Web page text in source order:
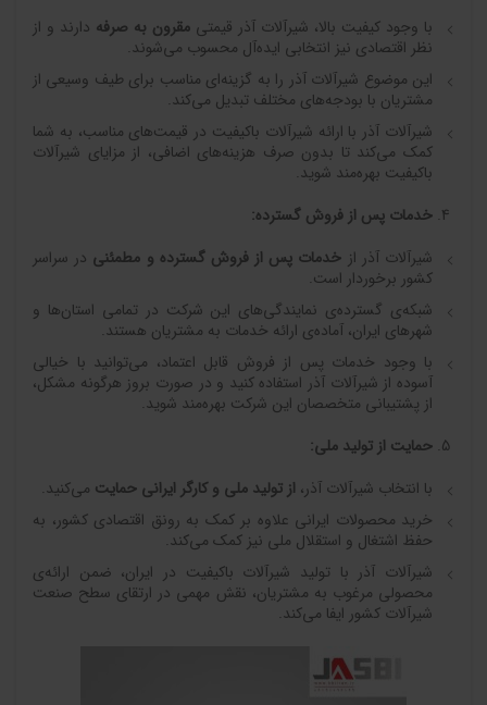
با وجود کیفیت بالا، شیرآلات آذر قیمتی مقرون به صرفه دارند و از
نظر اقتصادی نیز انتخابی ایده‌آل محسوب می‌شوند.
این موضوع شیرآلات آذر را به گزینه‌ای مناسب برای طیف وسیعی از
مشتریان با بودجه‌های مختلف تبدیل می‌کند.
شیرآلات آذر با ارائه شیرآلات باکیفیت در قیمت‌های مناسب، به شما
کمک می‌کند تا بدون صرف هزینه‌های اضافی، از مزایای شیرآلات
باکیفیت بهره‌مند شوید.
خدمات پس از فروش گسترده:
شیرآلات آذر از خدمات پس از فروش گسترده و مطمئنی در سراسر
کشور برخوردار است.
شبکه‌ی گسترده‌ی نمایندگی‌های این شرکت در تمامی استان‌ها و
شهرهای ایران، آماده‌ی ارائه خدمات به مشتریان هستند.
با وجود خدمات پس از فروش قابل اعتماد، می‌توانید با خیالی
آسوده از شیرآلات آذر استفاده کنید و در صورت بروز هرگونه مشکل،
از پشتیبانی متخصصان این شرکت بهره‌مند شوید.
حمایت از تولید ملی:
با انتخاب شیرآلات آذر، از تولید ملی و کارگر ایرانی حمایت می‌کنید.
خرید محصولات ایرانی علاوه بر کمک به رونق اقتصادی کشور، به
حفظ اشتغال و استقلال ملی نیز کمک می‌کند.
شیرآلات آذر با تولید شیرآلات باکیفیت در ایران، ضمن ارائه‌ی
محصولی مرغوب به مشتریان، نقش مهمی در ارتقای سطح صنعت
شیرآلات کشور ایفا می‌کند.